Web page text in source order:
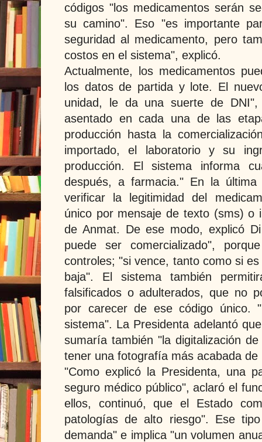
códigos "los medicamentos serán
su camino". Eso "es importante
seguridad al medicamento, pero
costos en el sistema", explicó.
Actualmente, los medicamentos
los datos de partida y lote. El
unidad, le da una suerte de
asentado en cada una de las
producción hasta la
importado, el laboratorio y su
producción. El sistema informa
después, a farmacia." En la
verificar la legitimidad del
único por mensaje de texto (sms) o
de Anmat. De ese modo, explicó
puede ser comercializado",
controles; "si vence, tanto como si
baja". El sistema también
falsificados o adulterados, que no
por carecer de ese código único.
sistema". La Presidenta adelantó
sumaría también "la digitalización
tener una fotografía más acabada de
"Como explicó la Presidenta, una
seguro médico público", aclaró el
ellos, continuó, que el Estado
patologías de alto riesgo". Ese
demanda" e implica "un volumen